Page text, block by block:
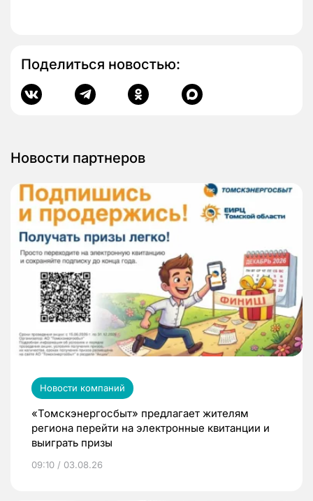
Поделиться новостью:
Новости партнеров
Новости компаний
«Томскэнергосбыт» предлагает жителям
региона перейти на электронные квитанции и
выиграть призы
09:10 / 03.08.26